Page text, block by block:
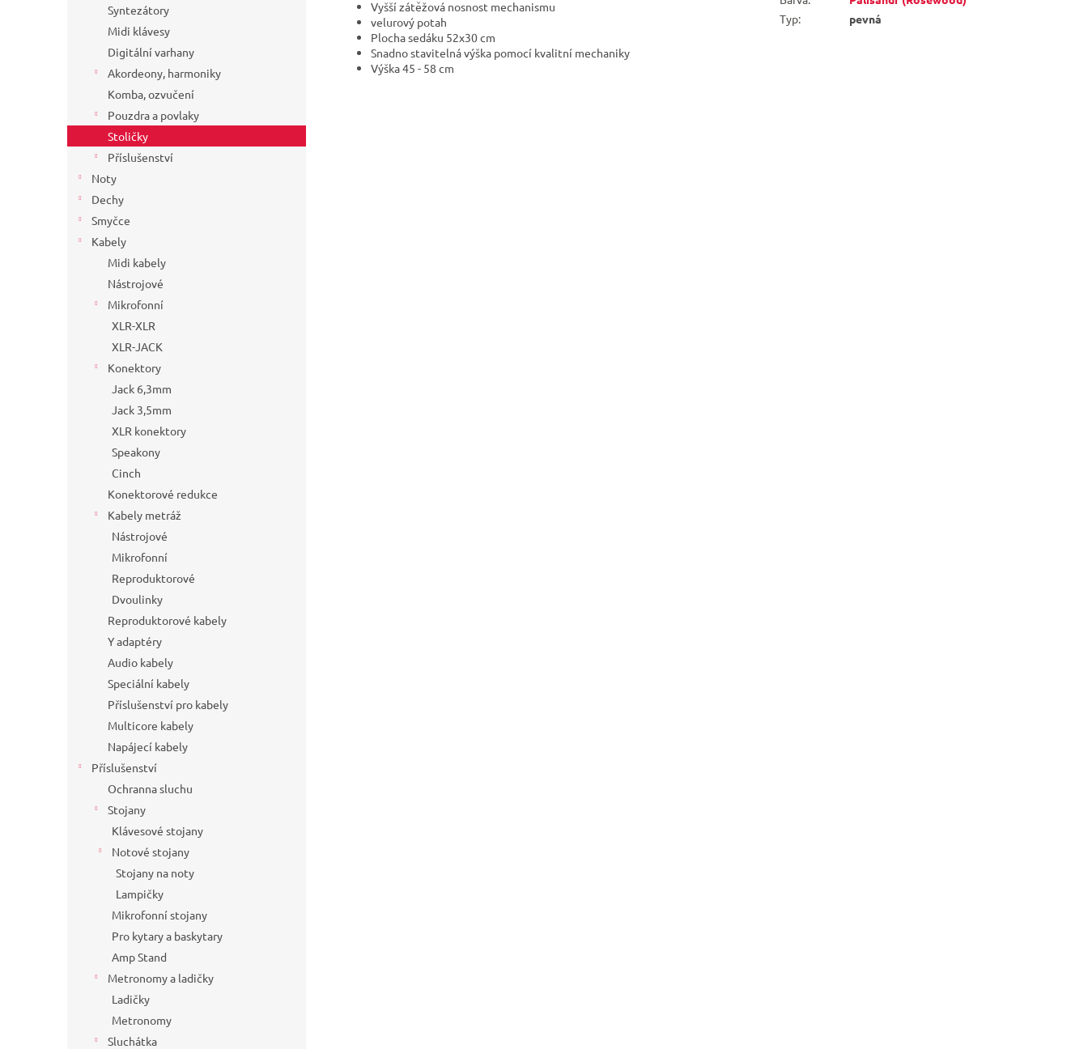
Syntezátory
Midi klávesy
Digitální varhany
Akordeony, harmoniky
Komba, ozvučení
Pouzdra a povlaky
Stoličky
Příslušenství
Noty
Dechy
Smyčce
Kabely
Midi kabely
Nástrojové
Mikrofonní
XLR-XLR
XLR-JACK
Konektory
Jack 6,3mm
Jack 3,5mm
XLR konektory
Speakony
Cinch
Konektorové redukce
Kabely metráž
Nástrojové
Mikrofonní
Reproduktorové
Dvoulinky
Reproduktorové kabely
Y adaptéry
Audio kabely
Speciální kabely
Příslušenství pro kabely
Multicore kabely
Napájecí kabely
Příslušenství
Ochranna sluchu
Stojany
Klávesové stojany
Notové stojany
Stojany na noty
Lampičky
Mikrofonní stojany
Pro kytary a baskytary
Amp Stand
Metronomy a ladičky
Ladičky
Metronomy
Sluchátka
Vyšší zátěžová nosnost mechanismu
velurový potah
Plocha sedáku 52x30 cm
Snadno stavitelná výška pomocí kvalitní mechaniky
Výška 45 - 58 cm
Typ: pevná